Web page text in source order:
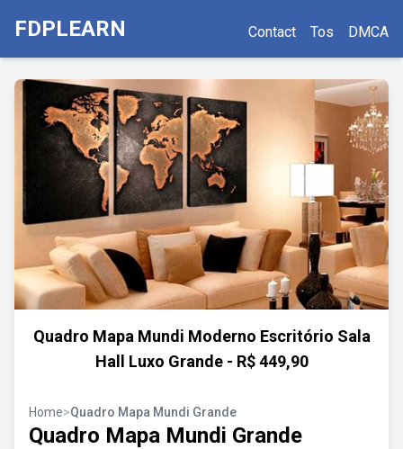
FDPLEARN Contact Tos DMCA
Quadro Mapa Mundi Moderno Escritório Sala
Hall Luxo Grande - R$ 449,90
Home>Quadro Mapa Mundi Grande
Quadro Mapa Mundi Grande